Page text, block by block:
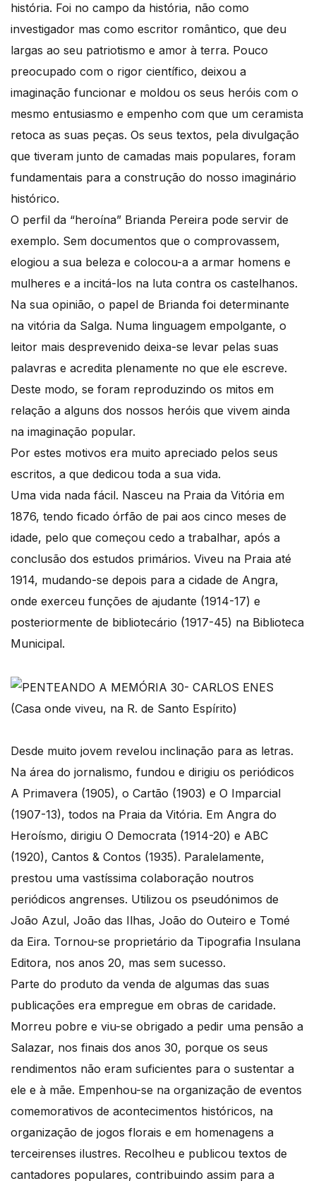
história. Foi no campo da história, não como
investigador mas como escritor romântico, que deu
largas ao seu patriotismo e amor à terra. Pouco
preocupado com o rigor científico, deixou a
imaginação funcionar e moldou os seus heróis com o
mesmo entusiasmo e empenho com que um ceramista
retoca as suas peças. Os seus textos, pela divulgação
que tiveram junto de camadas mais populares, foram
fundamentais para a construção do nosso imaginário
histórico.
O perfil da “heroína” Brianda Pereira pode servir de
exemplo. Sem documentos que o comprovassem,
elogiou a sua beleza e colocou-a a armar homens e
mulheres e a incitá-los na luta contra os castelhanos.
Na sua opinião, o papel de Brianda foi determinante
na vitória da Salga. Numa linguagem empolgante, o
leitor mais desprevenido deixa-se levar pelas suas
palavras e acredita plenamente no que ele escreve.
Deste modo, se foram reproduzindo os mitos em
relação a alguns dos nossos heróis que vivem ainda
na imaginação popular.
Por estes motivos era muito apreciado pelos seus
escritos, a que dedicou toda a sua vida.
Uma vida nada fácil. Nasceu na Praia da Vitória em
1876, tendo ficado órfão de pai aos cinco meses de
idade, pelo que começou cedo a trabalhar, após a
conclusão dos estudos primários. Viveu na Praia até
1914, mudando-se depois para a cidade de Angra,
onde exerceu funções de ajudante (1914-17) e
posteriormente de bibliotecário (1917-45) na Biblioteca
Municipal.
(Casa onde viveu, na R. de Santo Espírito)
Desde muito jovem revelou inclinação para as letras.
Na área do jornalismo, fundou e dirigiu os periódicos
A Primavera (1905), o Cartão (1903) e O Imparcial
(1907-13), todos na Praia da Vitória. Em Angra do
Heroísmo, dirigiu O Democrata (1914-20) e ABC
(1920), Cantos & Contos (1935). Paralelamente,
prestou uma vastíssima colaboração noutros
periódicos angrenses. Utilizou os pseudónimos de
João Azul, João das Ilhas, João do Outeiro e Tomé
da Eira. Tornou-se proprietário da Tipografia Insulana
Editora, nos anos 20, mas sem sucesso.
Parte do produto da venda de algumas das suas
publicações era empregue em obras de caridade.
Morreu pobre e viu-se obrigado a pedir uma pensão a
Salazar, nos finais dos anos 30, porque os seus
rendimentos não eram suficientes para o sustentar a
ele e à mãe. Empenhou-se na organização de eventos
comemorativos de acontecimentos históricos, na
organização de jogos florais e em homenagens a
terceirenses ilustres. Recolheu e publicou textos de
cantadores populares, contribuindo assim para a